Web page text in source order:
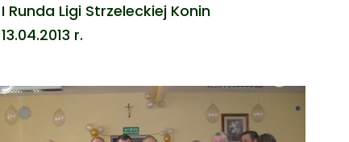
I Runda Ligi Strzeleckiej Konin
13.04.2013 r.